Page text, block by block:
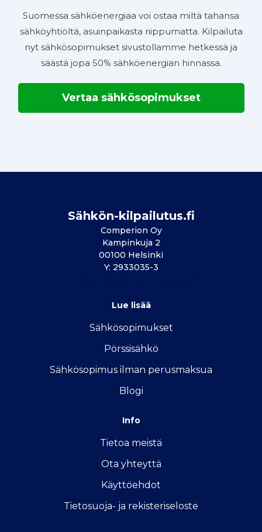
Suomessa sähköenergiaa voi ostaa miltä tahansa
sähköyhtiöltä, asuinpaikasta riippumatta. Kilpailuta
nyt sähkösopimukset sivustollamme hetkessä ja
säästä jopa 50% sähköenergian hinnassa.
Vertaa sähkösopimukset
Sähkön-kilpailutus.fi
Comperion Oy
Kampinkuja 2
00100 Helsinki
Y: 2933035-3
Lue lisää
Sähkösopimukset
Pörssisähkö
Sähkösopimus ilman perusmaksua
Blogi
Info
Tietoa meistä
Ota yhteyttä
Käyttöehdot
Tietosuoja- ja rekisteriseloste